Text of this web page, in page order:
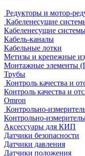
Редукторы и мотор-
Кабеленесущие
Кабеленесущие
Кабель-каналы
Кабельные лотки
Метизы и крепежные
Монтажные элементы
Трубы
Контроль качества и
Контроль качества и
Omron
Контрольно-
Контрольно-
Аксессуары для КИП
Датчики безопасности
Датчики давления
Датчики положения